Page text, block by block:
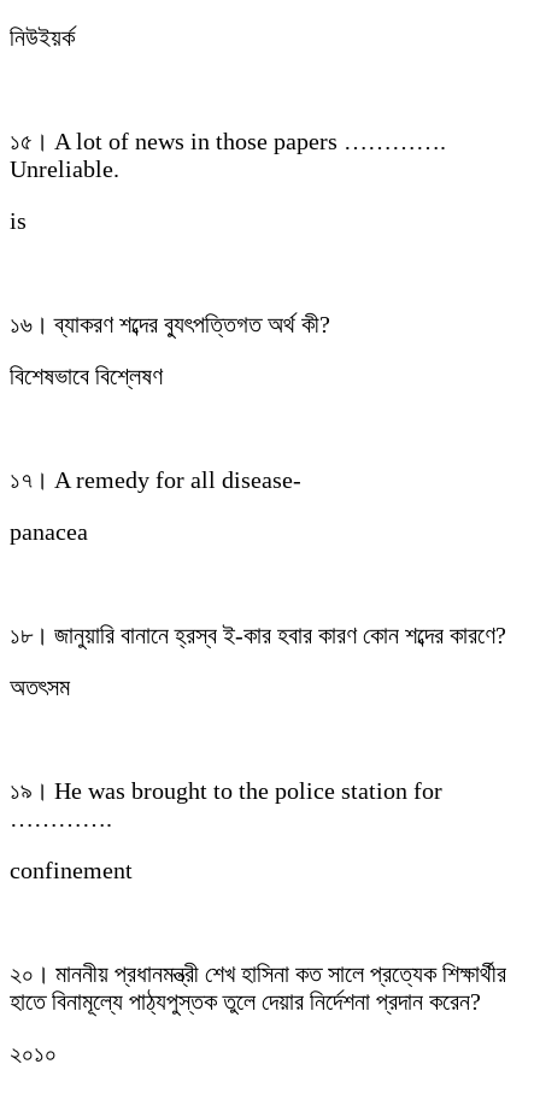
নিউইয়র্ক
১৫। A lot of news in those papers ………….
Unreliable.
is
১৬। ব্যাকরণ শব্দের ব্যুৎপত্তিগত অর্থ কী?
বিশেষভাবে বিশ্লেষণ
১৭। A remedy for all disease-
panacea
১৮। জানুয়ারি বানানে হ্রস্ব ই-কার হবার কারণ কোন শব্দের কারণে?
অতৎসম
১৯। He was brought to the police station for
………….
confinement
২০। মাননীয় প্রধানমন্ত্রী শেখ হাসিনা কত সালে প্রত্যেক শিক্ষার্থীর
হাতে বিনামূল্যে পাঠ্যপুস্তক তুলে দেয়ার নির্দেশনা প্রদান করেন?
২০১০